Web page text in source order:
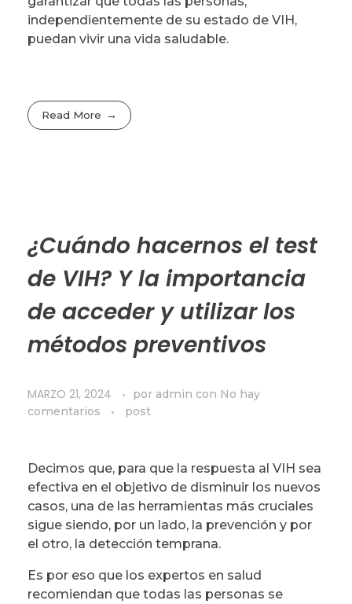
independientemente de su estado de VIH,
puedan vivir una vida saludable.
Read More
¿Cuándo hacernos el test
de VIH? Y la importancia
de acceder y utilizar los
métodos preventivos
MARZO 21, 2024 por admin con No hay
comentarios
post
Decimos que, para que la respuesta al VIH sea
efectiva en el objetivo de disminuir los nuevos
casos, una de las herramientas más cruciales
sigue siendo, por un lado, la prevención y por
el otro, la detección temprana.
Es por eso que los expertos en salud
recomiendan que todas las personas se